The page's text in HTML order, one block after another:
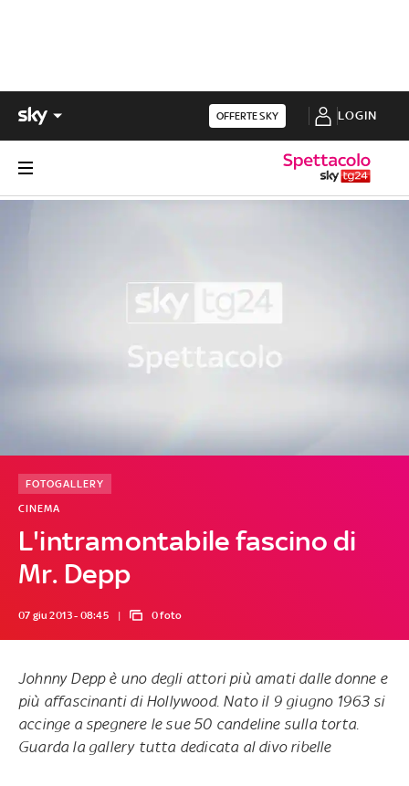
OFFERTE SKY LOGIN
L'intramontabile fascino di
Mr. Depp
CINEMA
FOTOGALLERY
07 giu 2013 - 08:45 0 foto
Johnny Depp è uno degli attori più amati dalle donne e
più affascinanti di Hollywood. Nato il 9 giugno 1963 si
accinge a spegnere le sue 50 candeline sulla torta.
Guarda la gallery tutta dedicata al divo ribelle